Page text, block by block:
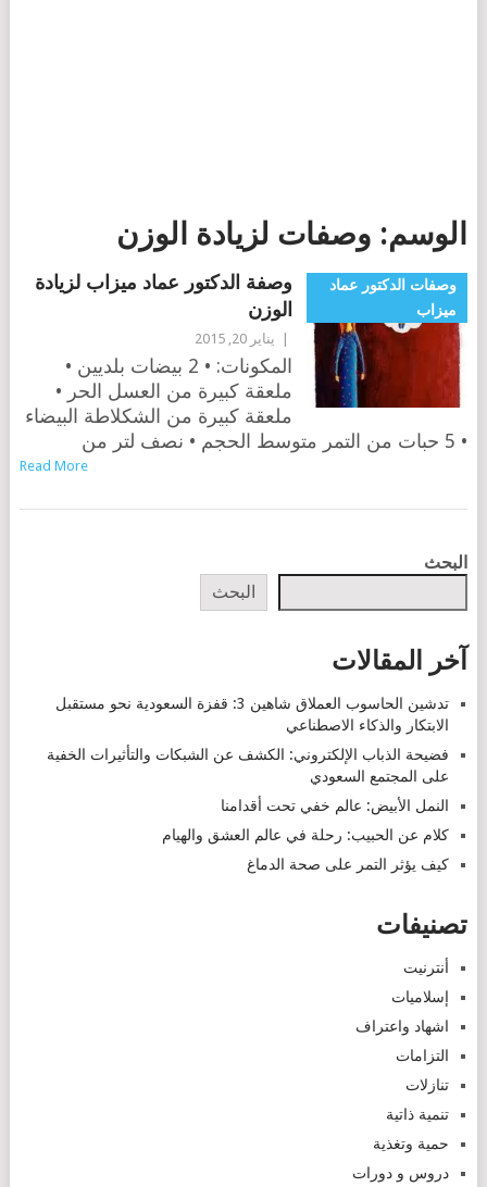
الوسم: وصفات لزيادة الوزن
وصفات الدكتور عماد
ميزاب
وصفة الدكتور عماد ميزاب لزيادة
الوزن
يناير 20, 2015
المكونات: • 2 بيضات بلديين •
ملعقة كبيرة من العسل الحر •
ملعقة كبيرة من الشكلاطة البيضاء
• 5 حبات من التمر متوسط الحجم • نصف لتر من
Read More
POSTS
البحث
البحث
آخر المقالات
تدشين الحاسوب العملاق شاهين 3: قفزة السعودية نحو مستقبل
الابتكار والذكاء الاصطناعي
فضيحة الذباب الإلكتروني: الكشف عن الشبكات والتأثيرات الخفية
على المجتمع السعودي
النمل الأبيض: عالم خفي تحت أقدامنا
كلام عن الحبيب: رحلة في عالم العشق والهيام
كيف يؤثر التمر على صحة الدماغ
تصنيفات
أنترنيت
إسلاميات
اشهاد واعتراف
التزامات
تنازلات
تنمية ذاتية
حمية وتغذية
دروس و دورات